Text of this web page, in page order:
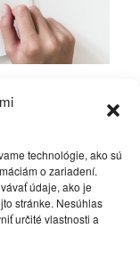
technológie, ako sú
o zariadení.
údaje, ako je
stránke. Nesúhlas
určité vlastnosti a